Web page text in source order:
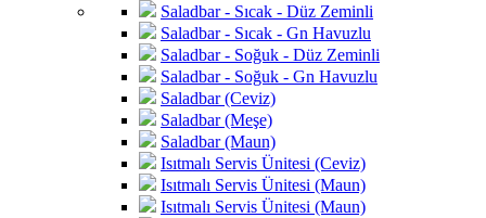
Saladbar - Sıcak - Düz Zeminli
Saladbar - Sıcak - Gn Havuzlu
Saladbar - Soğuk - Düz Zeminli
Saladbar - Soğuk - Gn Havuzlu
Saladbar (Ceviz)
Saladbar (Meşe)
Saladbar (Maun)
Isıtmalı Servis Ünitesi (Ceviz)
Isıtmalı Servis Ünitesi (Maun)
Isıtmalı Servis Ünitesi (Maun)